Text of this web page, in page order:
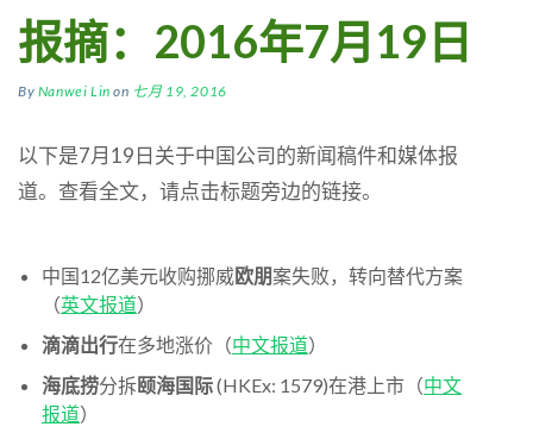
报摘：2016年7月19日
By Nanwei Lin on 七月 19, 2016
以下是7月19日关于中国公司的新闻稿件和媒体报
道。查看全文，请点击标题旁边的链接。
中国12亿美元收购挪威欧朋案失败，转向替代方案
（英文报道）
滴滴出行在多地涨价（中文报道）
海底捞分拆颐海国际(HKEx: 1579)在港上市（中文
报道）